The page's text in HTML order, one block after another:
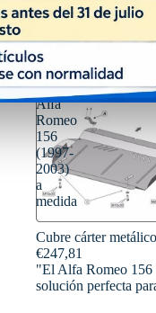
Cubre
cárter
metálico
Alfa
Romeo
156
(1997-
2003)
a
medida
Cubre cárter
€247,81
"El Alfa Romeo 156
solución perfecta